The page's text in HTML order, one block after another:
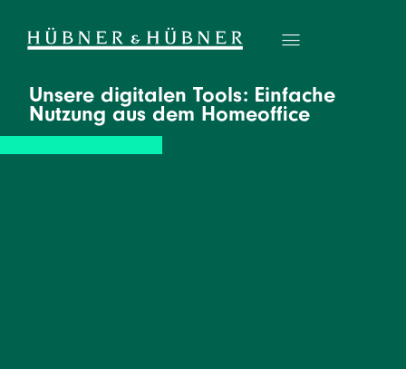
Unsere digitalen Tools: Einfache
Nutzung aus dem Homeoffice